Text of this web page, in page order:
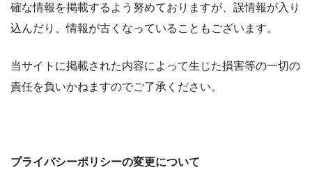
確な情報を掲載するよう努めておりますが、誤情報が入り
込んだり、情報が古くなっていることもございます。
当サイトに掲載された内容によって生じた損害等の一切の
責任を負いかねますのでご了承ください。
プライバシーポリシーの変更について